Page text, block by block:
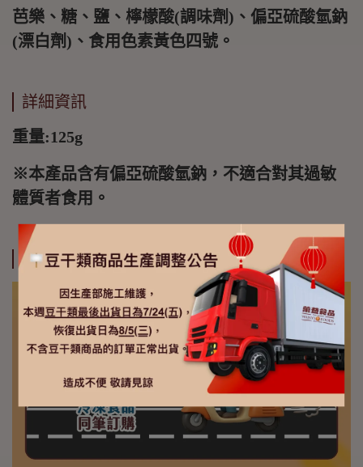
芭樂、糖、鹽、檸檬酸(調味劑)、偏亞硫酸氫鈉
(漂白劑)、食用色素黃色四號。
詳細資訊
重量:125g
※本產品含有偏亞硫酸氫鈉，不適合對其過敏
體質者食用。
運送方式